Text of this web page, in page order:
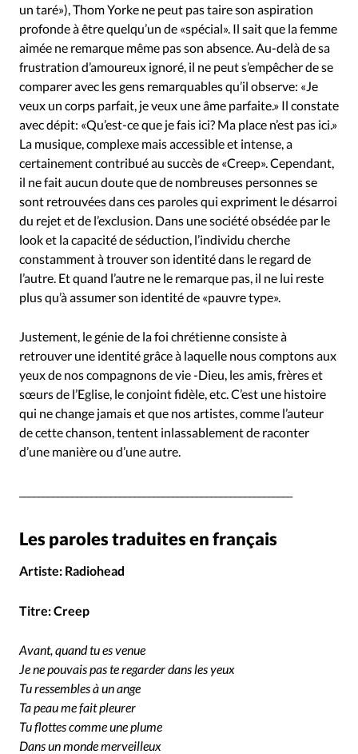
un taré»), Thom Yorke ne peut pas taire son aspiration
profonde à être quelqu’un de «spécial». Il sait que la femme
aimée ne remarque même pas son absence. Au-delà de sa
frustration d’amoureux ignoré, il ne peut s’empêcher de se
comparer avec les gens remarquables qu’il observe: «Je
veux un corps parfait, je veux une âme parfaite.» Il constate
avec dépit: «Qu’est-ce que je fais ici? Ma place n’est pas ici.»
La musique, complexe mais accessible et intense, a
certainement contribué au succès de «Creep». Cependant,
il ne fait aucun doute que de nombreuses personnes se
sont retrouvées dans ces paroles qui expriment le désarroi
du rejet et de l’exclusion. Dans une société obsédée par le
look et la capacité de séduction, l’individu cherche
constamment à trouver son identité dans le regard de
l’autre. Et quand l’autre ne le remarque pas, il ne lui reste
plus qu’à assumer son identité de «pauvre type».
Justement, le génie de la foi chrétienne consiste à
retrouver une identité grâce à laquelle nous comptons aux
yeux de nos compagnons de vie -Dieu, les amis, frères et
sœurs de l’Eglise, le conjoint fidèle, etc. C’est une histoire
qui ne change jamais et que nos artistes, comme l’auteur
de cette chanson, tentent inlassablement de raconter
d’une manière ou d’une autre.
Les paroles traduites en français
Artiste: Radiohead
Titre:Creep
Avant, quand tu es venue
Je ne pouvais pas te regarder dans les yeux
Tu ressembles à un ange
Ta peau me fait pleurer
Tu flottes comme une plume
Dans un monde merveilleux